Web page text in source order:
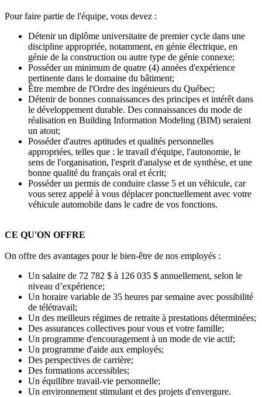
Pour faire partie de l'équipe, vous devez :
Détenir un diplôme universitaire de premier cycle dans une
discipline appropriée, notamment, en génie électrique, en
génie de la construction ou autre type de génie connexe;
Posséder un minimum de quatre (4) années d'expérience
pertinente dans le domaine du bâtiment;
Être membre de l'Ordre des ingénieurs du Québec;
Détenir de bonnes connaissances des principes et intérêt dans
le développement durable. Des connaissances du mode de
réalisation en Building Information Modeling (BIM) seraient
un atout;
Posséder d'autres aptitudes et qualités personnelles
appropriées, telles que : le travail d'équipe, l'autonomie, le
sens de l'organisation, l'esprit d'analyse et de synthèse, et une
bonne qualité du français oral et écrit;
Posséder un permis de conduire classe 5 et un véhicule, car
vous serez appelé à vous déplacer ponctuellement avec votre
véhicule automobile dans le cadre de vos fonctions.
CE QU'ON OFFRE
On offre des avantages pour le bien-être de nos employés :
Un salaire de 72 782 $ à 126 035 $ annuellement, selon le
niveau d’expérience;
Un horaire variable de 35 heures par semaine avec possibilité
de télétravail;
Un des meilleurs régimes de retraite à prestations déterminées;
Des assurances collectives pour vous et votre famille;
Un programme d'encouragement à un mode de vie actif;
Un programme d'aide aux employés;
Des perspectives de carrière;
Des formations accessibles;
Un équilibre travail-vie personnelle;
Un environnement stimulant et des projets d'envergure.